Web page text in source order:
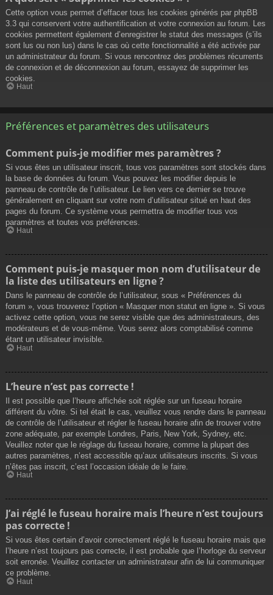
Cette option vous permet d’effacer tous les cookies générés par phpBB
3.3 qui conservent votre authentification et votre connexion au forum. Les
cookies permettent également d’enregistrer le statut des messages (s’ils
sont lus ou non lus) dans le cas où cette fonctionnalité a été activée par
un administrateur du forum. Si vous rencontrez des problèmes récurrents
de connexion et de déconnexion au forum, essayez de supprimer les
cookies.
Haut
Préférences et paramètres des utilisateurs
Comment puis-je modifier mes paramètres ?
Si vous êtes un utilisateur inscrit, tous vos paramètres sont stockés dans
la base de données du forum. Vous pouvez les modifier depuis le
panneau de contrôle de l’utilisateur. Le lien vers ce dernier se trouve
généralement en cliquant sur votre nom d’utilisateur situé en haut des
pages du forum. Ce système vous permettra de modifier tous vos
paramètres et toutes vos préférences.
Haut
Comment puis-je masquer mon nom d’utilisateur de
la liste des utilisateurs en ligne ?
Dans le panneau de contrôle de l’utilisateur, sous « Préférences du
forum », vous trouverez l’option « Masquer mon statut en ligne ». Si vous
activez cette option, vous ne serez visible que des administrateurs, des
modérateurs et de vous-même. Vous serez alors comptabilisé comme
étant un utilisateur invisible.
Haut
L’heure n’est pas correcte !
Il est possible que l’heure affichée soit réglée sur un fuseau horaire
différent du vôtre. Si tel était le cas, veuillez vous rendre dans le panneau
de contrôle de l’utilisateur et régler le fuseau horaire afin de trouver votre
zone adéquate, par exemple Londres, Paris, New York, Sydney, etc.
Veuillez noter que le réglage du fuseau horaire, comme la plupart des
autres paramètres, n’est accessible qu’aux utilisateurs inscrits. Si vous
n’êtes pas inscrit, c’est l’occasion idéale de le faire.
Haut
J’ai réglé le fuseau horaire mais l’heure n’est toujours
pas correcte !
Si vous êtes certain d’avoir correctement réglé le fuseau horaire mais que
l’heure n’est toujours pas correcte, il est probable que l’horloge du serveur
soit erronée. Veuillez contacter un administrateur afin de lui communiquer
ce problème.
Haut